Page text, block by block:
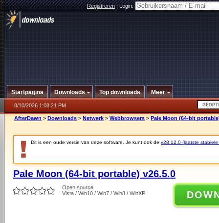
Registreren|Login:
Startpagina Downloads Top downloads Meer
8/10/2026 1:08:21 PM
AfterDawn > Downloads > Netwerk > Webbrowsers > Pale Moon (64-bit
Dit is een oude versie van deze software. Je kunt ook de v28.12.0 (laatste stabiele
Pale Moon (64-bit portable) v26.5.0
Open source
Vista / Win10 / Win7 / Win8 / WinXP